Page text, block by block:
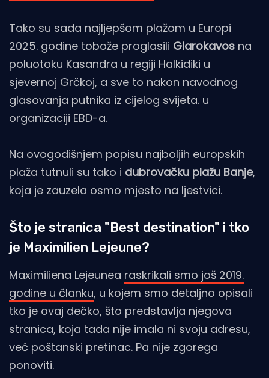
Tako su sada najljepšom plažom u Europi
2025. godine tobože proglasili Glarokavos na
poluotoku Kasandra u regiji Halkidiki u
sjevernoj Grčkoj, a sve to nakon navodnog
glasovanja putnika iz cijelog svijeta. u
organizaciji EBD-a.
Na ovogodišnjem popisu najboljih europskih
plaža tutnuli su tako i dubrovačku plažu Banje,
koja je zauzela osmo mjesto na ljestvici.
Što je stranica "Best destination" i tko
je Maximilien Lejeune?
Maximiliena Lejeunea raskrikali smo još 2019.
godine u članku, u kojem smo detaljno opisali
tko je ovaj dečko, što predstavlja njegova
stranica, koja tada nije imala ni svoju adresu,
već poštanski pretinac. Pa nije zgorega
ponoviti.